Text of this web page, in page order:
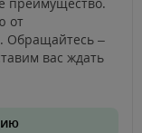
от
Обращайтесь –
вас ждать